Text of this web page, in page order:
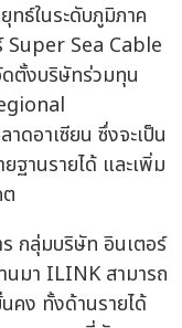
ธ์ในระดับภูมิภาค
Super Sea Cable
ตั้งบริษัทร่วมทุน
อาเซียน ซึ่งจะเป็น
ฐานรายได้ และเพิ่ม
กลุ่มบริษัท อินเตอร์
นมา ILINK สามารถ
คง ทั้งด้านรายได้